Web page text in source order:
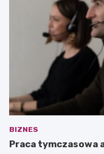
BIZNES
Praca tymczasowa